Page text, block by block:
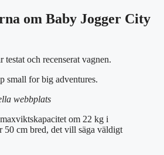
om Baby Jogger City
och recenserat vagnen.
small for big adventures.
webbplats
om 22 kg i
50 cm bred, det vill säga väldigt